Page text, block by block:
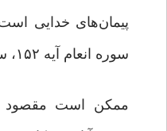
سوره انعام آیه ۱۵۲، سوره نحل آیه ۹۱٫
ممکن است مقصود